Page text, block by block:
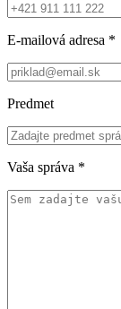
E-mailová adresa *
Predmet
Vaša správa *